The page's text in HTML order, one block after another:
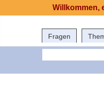
Fragen
Willkommen,